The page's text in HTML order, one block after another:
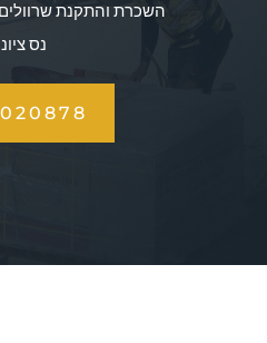
השכרת והתקנת שרוולים
נס